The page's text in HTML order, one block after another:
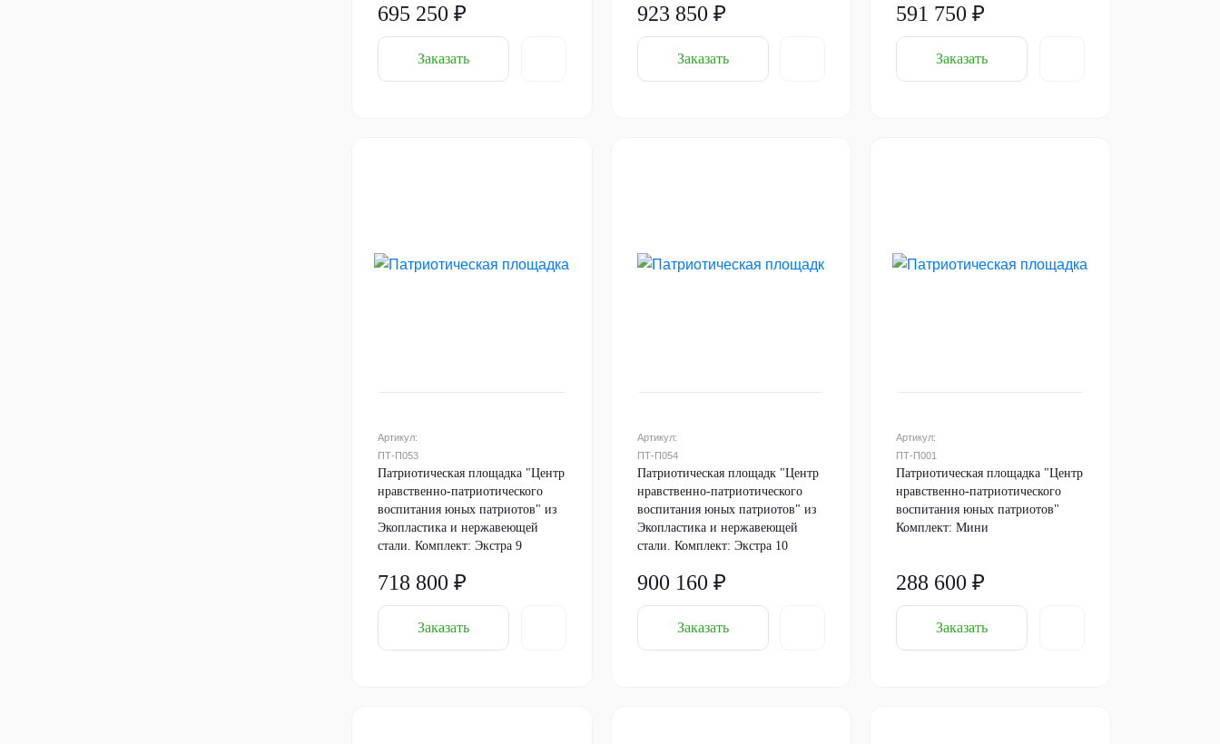
695 250 ₽
Заказать
923 850 ₽
Заказать
591 750 ₽
Заказать
Артикул:
ПТ-П053
Патриотическая площадка "Центр
нравственно-патриотического
воспитания юных патриотов" из
Экопластика и нержавеющей
стали. Комплект: Экстра 9
718 800 ₽
Заказать
Артикул:
ПТ-П054
Патриотическая площадк "Центр
нравственно-патриотического
воспитания юных патриотов" из
Экопластика и нержавеющей
стали. Комплект: Экстра 10
900 160 ₽
Заказать
Артикул:
ПТ-П001
Патриотическая площадка "Центр
нравственно-патриотического
воспитания юных патриотов"
Комплект: Мини
288 600 ₽
Заказать